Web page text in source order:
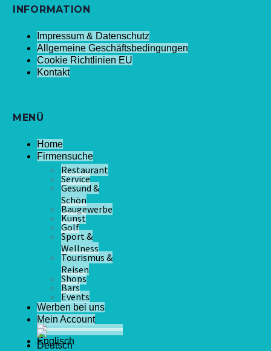
INFORMATION
Impressum & Datenschutz
Allgemeine Geschäftsbedingungen
Cookie Richtlinien EU
Kontakt
MENÜ
Home
Firmensuche
Restaurant
Service
Gesund &
Schön
Baugewerbe
Kunst
Golf
Sport &
Wellness
Tourismus &
Reisen
Shops
Bars
Events
Werben bei uns
Mein Account